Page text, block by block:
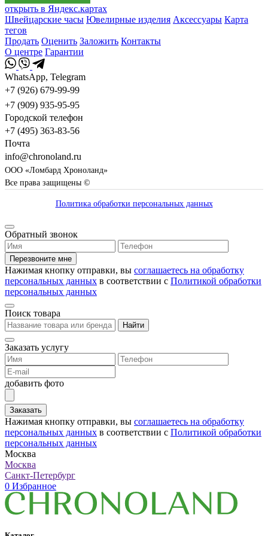
открыть в Яндекс.картах
Швейцарские часы Ювелирные изделия Аксессуары Карта
тегов
Продать Оценить Заложить Контакты
О центре Гарантии
WhatsApp, Telegram
+7 (926) 679-99-99
+7 (909) 935-95-95
Городской телефон
+7 (495) 363-83-56
Почта
info@chronoland.ru
ООО «Ломбард Хроноланд»
Все права защищены ©
Политика обработки персональных данных
Обратный звонок
Перезвоните мне
Нажимая кнопку отправки, вы соглашаетесь на обработку
персональных данных в соответствии с Политикой обработки
персональных данных
Поиск товара
Найти
Заказать услугу
добавить фото
Заказать
Нажимая кнопку отправки, вы соглашаетесь на обработку
персональных данных в соответствии с Политикой обработки
персональных данных
Москва
Москва
Санкт-Петербург
0 Избранное